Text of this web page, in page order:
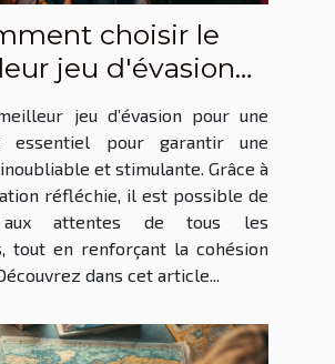
choisir le
jeu d'évasion
votre équipe ?
jeu d’évasion pour une
essentiel pour garantir une
et stimulante. Grâce à
réfléchie, il est possible de
aux attentes de tous les
tout en renforçant la cohésion
dans cet article...